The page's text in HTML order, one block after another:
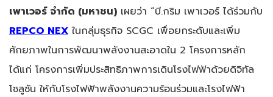
เพาเวอร์ จำกัด (มหาชน) เผยว่า “บี.กริม เพาเวอร์ ได้ร่วมกับ
REPCO NEX ในกลุ่มธุรกิจ SCGC เพื่อยกระดับและเพิ่ม
ศักยภาพในการพัฒนาพลังงานสะอาดใน 2 โครงการหลัก
ได้แก่ โครงการเพิ่มประสิทธิภาพการเดินโรงไฟฟ้าด้วยดิจิทัล
โซลูชัน ให้กับโรงไฟฟ้าพลังงานความร้อนร่วมและโรงไฟฟ้า